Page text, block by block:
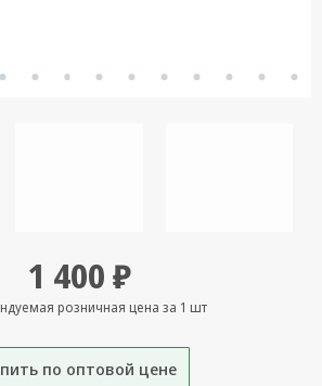
1 400 ₽
розничная цена за 1 шт
по оптовой цене